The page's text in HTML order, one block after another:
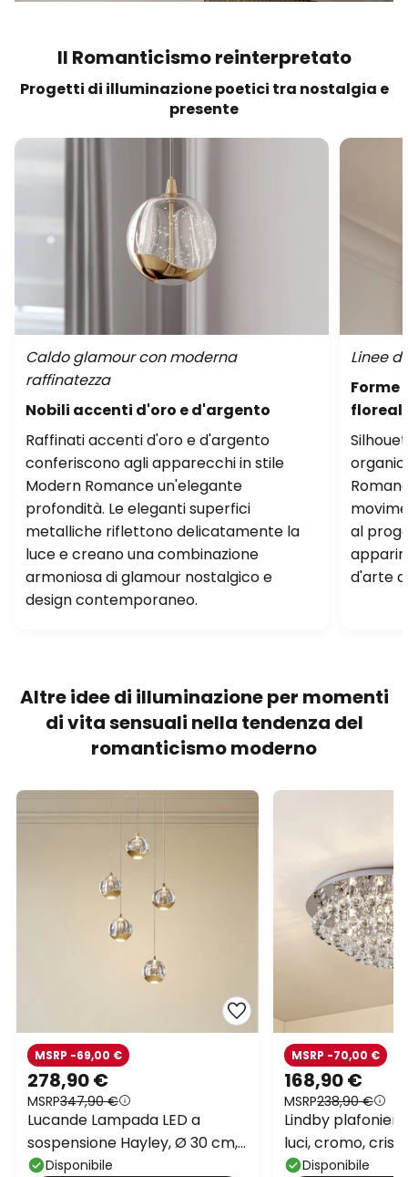
Il Romanticismo reinterpretato
Progetti di illuminazione poetici tra nostalgia e
presente
Caldo glamour con moderna
raffinatezza
Nobili accenti d'oro e d'argento
Raffinati accenti d'oro e d'argento
conferiscono agli apparecchi in stile
Modern Romance un'elegante
profondità. Le eleganti superfici
metalliche riflettono delicatamente la
luce e creano una combinazione
armoniosa di glamour nostalgico e
design contemporaneo.
Linee
Forme
al
d'arte
Altre idee di illuminazione per momenti
di vita sensuali nella tendenza del
romanticismo moderno
278,90 €
MSRP347,90 €
MSRP -69,00 €
Lucande Lampada LED a
sospensione Hayley, Ø 30 cm,
a 5 luci, oro, vetro
Disponibile
168,90 €
MSRP238,90 €
MSRP -70,00 €
Lindby
luci, cromo,
Disponibile